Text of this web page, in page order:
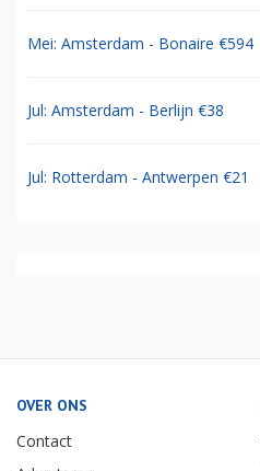
Mei: Amsterdam - Bonaire €594
Jul: Amsterdam - Berlijn €38
Jul: Rotterdam - Antwerpen €21
OVER ONS
Contact